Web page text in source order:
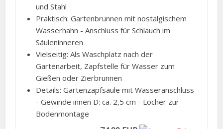
und Stahl
Praktisch: Gartenbrunnen mit nostalgischem
Wasserhahn - Anschluss für Schlauch im
Säuleninneren
Vielseitig: Als Waschplatz nach der
Gartenarbeit, Zapfstelle für Wasser zum
Gießen oder Zierbrunnen
Details: Gartenzapfsäule mit Wasseranschluss
- Gewinde innen D: ca. 2,5 cm - Löcher zur
Bodenmontage